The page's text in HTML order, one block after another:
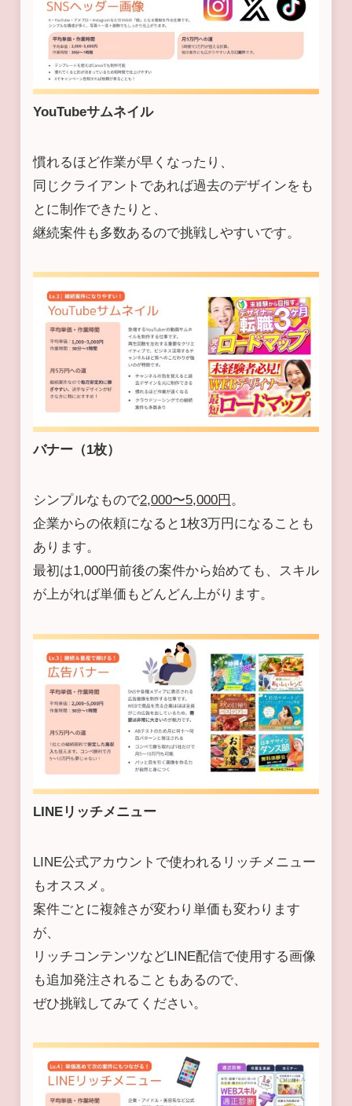
YouTubeサムネイル
慣れるほど作業が早くなったり、
同じクライアントであれば過去のデザインをも
とに制作できたりと、
継続案件も多数あるので挑戦しやすいです。
バナー（1枚）
シンプルなもので2,000〜5,000円 。
企業からの依頼になると1枚3万円になることも
あります。
最初は1,000円前後の案件から始めても、スキル
が上がれば単価もどんどん上がります。
LINEリッチメニュー
LINE公式アカウントで使われるリッチメニュー
もオススメ。
案件ごとに複雑さが変わり単価も変わります
が、
リッチコンテンツなどLINE配信で使用する画像
も追加発注されることもあるので、
ぜひ挑戦してみてください。